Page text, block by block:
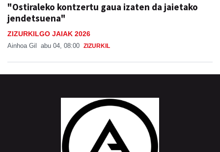
"Ostiraleko kontzertu gaua izaten da jaietako
jendetsuena"
ZIZURKILGO JAIAK 2026
Ainhoa Gil abu 04, 08:00 ZIZURKIL